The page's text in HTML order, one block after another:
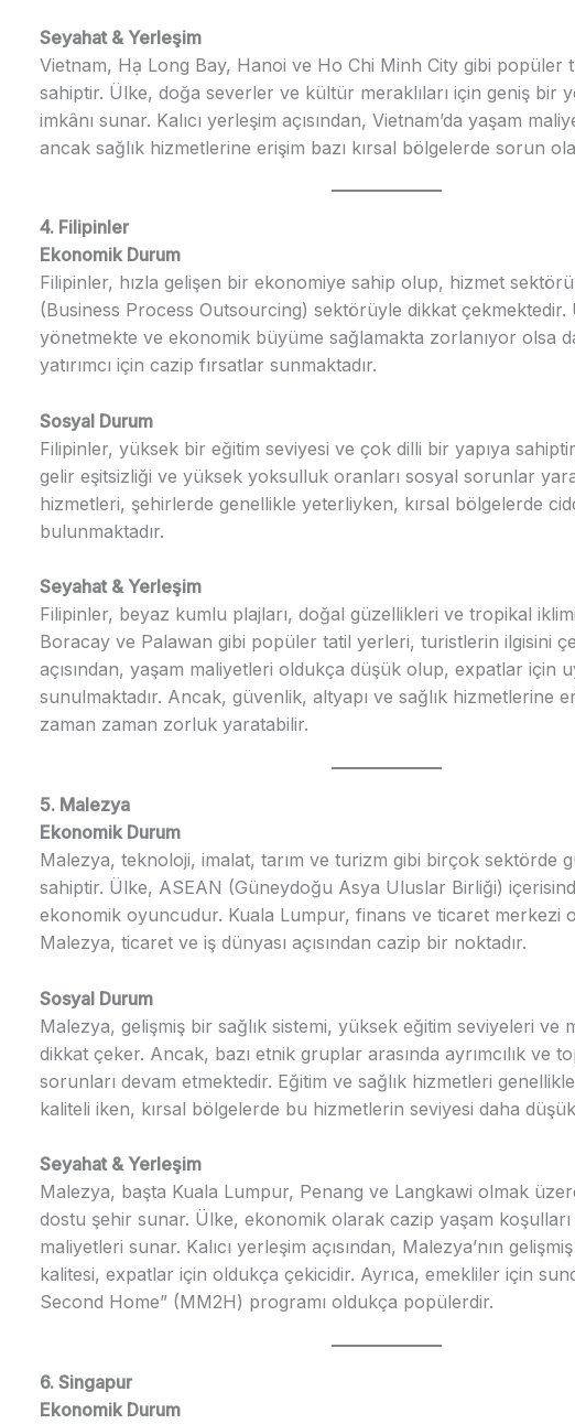
Seyahat & Yerleşim
Vietnam, Hạ Long Bay, Hanoi ve Ho Chi Minh City gibi popüler
sahiptir. Ülke, doğa severler ve kültür meraklıları için geniş bir
imkânı sunar. Kalıcı yerleşim açısından, Vietnam’da yaşam
ancak sağlık hizmetlerine erişim bazı kırsal bölgelerde sorun
4. Filipinler
Ekonomik Durum
Filipinler, hızla gelişen bir ekonomiye sahip olup, hizmet
(Business Process Outsourcing) sektörüyle dikkat çekmektedir.
yönetmekte ve ekonomik büyüme sağlamakta zorlanıyor olsa
yatırımcı için cazip fırsatlar sunmaktadır.
Sosyal Durum
Filipinler, yüksek bir eğitim seviyesi ve çok dilli bir yapıya
gelir eşitsizliği ve yüksek yoksulluk oranları sosyal sorunlar
hizmetleri, şehirlerde genellikle yeterliyken, kırsal bölgelerde
bulunmaktadır.
Seyahat & Yerleşim
Filipinler, beyaz kumlu plajları, doğal güzellikleri ve tropikal
Boracay ve Palawan gibi popüler tatil yerleri, turistlerin ilgisini
açısından, yaşam maliyetleri oldukça düşük olup, expatlar için
sunulmaktadır. Ancak, güvenlik, altyapı ve sağlık hizmetlerine
zaman zaman zorluk yaratabilir.
5. Malezya
Ekonomik Durum
Malezya, teknoloji, imalat, tarım ve turizm gibi birçok sektörde
sahiptir. Ülke, ASEAN (Güneydoğu Asya Uluslar Birliği)
ekonomik oyuncudur. Kuala Lumpur, finans ve ticaret merkezi
Malezya, ticaret ve iş dünyası açısından cazip bir noktadır.
Sosyal Durum
Malezya, gelişmiş bir sağlık sistemi, yüksek eğitim seviyeleri ve
dikkat çeker. Ancak, bazı etnik gruplar arasında ayrımcılık ve
sorunları devam etmektedir. Eğitim ve sağlık hizmetleri
kaliteli iken, kırsal bölgelerde bu hizmetlerin seviyesi daha
Seyahat & Yerleşim
Malezya, başta Kuala Lumpur, Penang ve Langkawi olmak
dostu şehir sunar. Ülke, ekonomik olarak cazip yaşam
maliyetleri sunar. Kalıcı yerleşim açısından, Malezya’nın
kalitesi, expatlar için oldukça çekicidir. Ayrıca, emekliler için
Second Home” (MM2H) programı oldukça popülerdir.
6. Singapur
Ekonomik Durum